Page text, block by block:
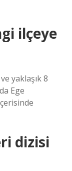
ilçeye
yaklaşık 8
Ege
dizisi